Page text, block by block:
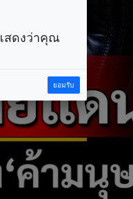
สดงว่าคุณ
ยอมรับ